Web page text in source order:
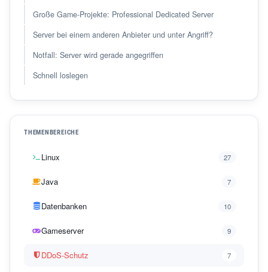
Große Game-Projekte: Professional Dedicated Server
Server bei einem anderen Anbieter und unter Angriff?
Notfall: Server wird gerade angegriffen
Schnell loslegen
THEMENBEREICHE
Linux 27
Java 7
Datenbanken 10
Gameserver 9
DDoS-Schutz 7